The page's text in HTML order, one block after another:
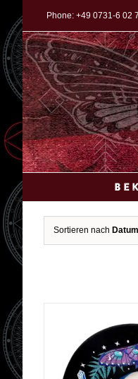
Inhalt
springen
Phone: +49 0731-6 02
Sortieren nach Datum